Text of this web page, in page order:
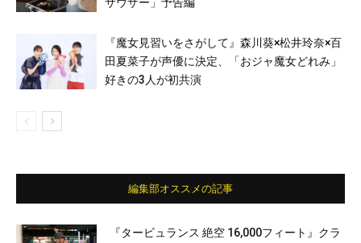
サウザー」予告編
『魔女見習いをさがして』森川葵×松井玲奈×百
田夏菜子が声優に決定、「おジャ魔女どれみ」
好きの3人が初共演
編集部オススメの記事
『タービュランス 絶空 16,000フィート』クラ